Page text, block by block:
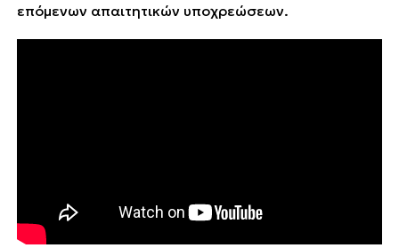
επόμενων απαιτητικών υποχρεώσεων.